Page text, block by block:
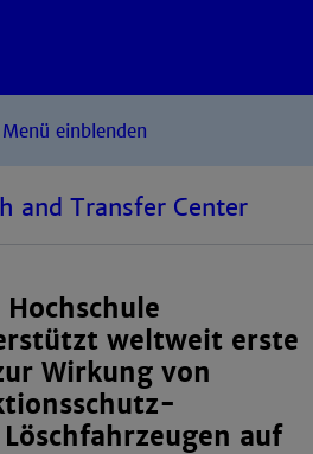
Menü einblenden
and Transfer Center
weltweit erste
Wirkung von
auf